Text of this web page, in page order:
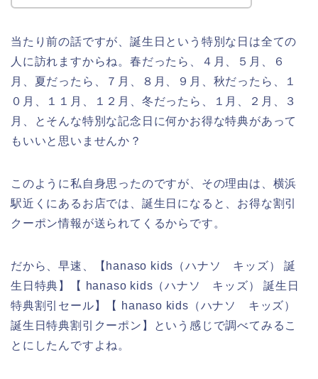
当たり前の話ですが、誕生日という特別な日は全ての
人に訪れますからね。春だったら、４月、５月、６
月、夏だったら、７月、８月、９月、秋だったら、１
０月、１１月、１２月、冬だったら、１月、２月、３
月、とそんな特別な記念日に何かお得な特典があって
もいいと思いませんか？
このように私自身思ったのですが、その理由は、横浜
駅近くにあるお店では、誕生日になると、お得な割引
クーポン情報が送られてくるからです。
だから、早速、【hanaso kids（ハナソ キッズ） 誕
生日特典】【 hanaso kids（ハナソ キッズ） 誕生日
特典割引セール】【 hanaso kids（ハナソ キッズ）
誕生日特典割引クーポン】という感じで調べてみるこ
とにしたんですよね。